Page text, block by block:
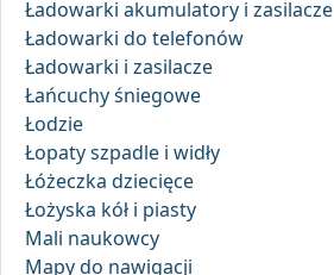
Ładowarki akumulatory i zasilacze
Ładowarki do telefonów
Ładowarki i zasilacze
Łańcuchy śniegowe
Łodzie
Łopaty szpadle i widły
Łóżeczka dziecięce
Łożyska kół i piasty
Mali naukowcy
Mapy do nawigacji